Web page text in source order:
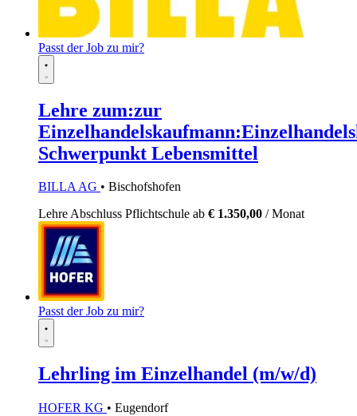
Passt der Job zu mir?
Lehre zum:zur
Schwerpunkt Lebensmittel
BILLA AG • Bischofshofen
LehreAbschluss Pflichtschule ab € 1.350,00 / Monat
Passt der Job zu mir?
Lehrling im Einzelhandel (m/w/d)
HOFER KG • Eugendorf